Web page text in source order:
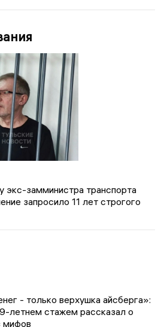
экс-замминистра транспорта
запросило 11 лет строгого
- только верхушка айсберга»:
летнем стажем рассказал о
мифов